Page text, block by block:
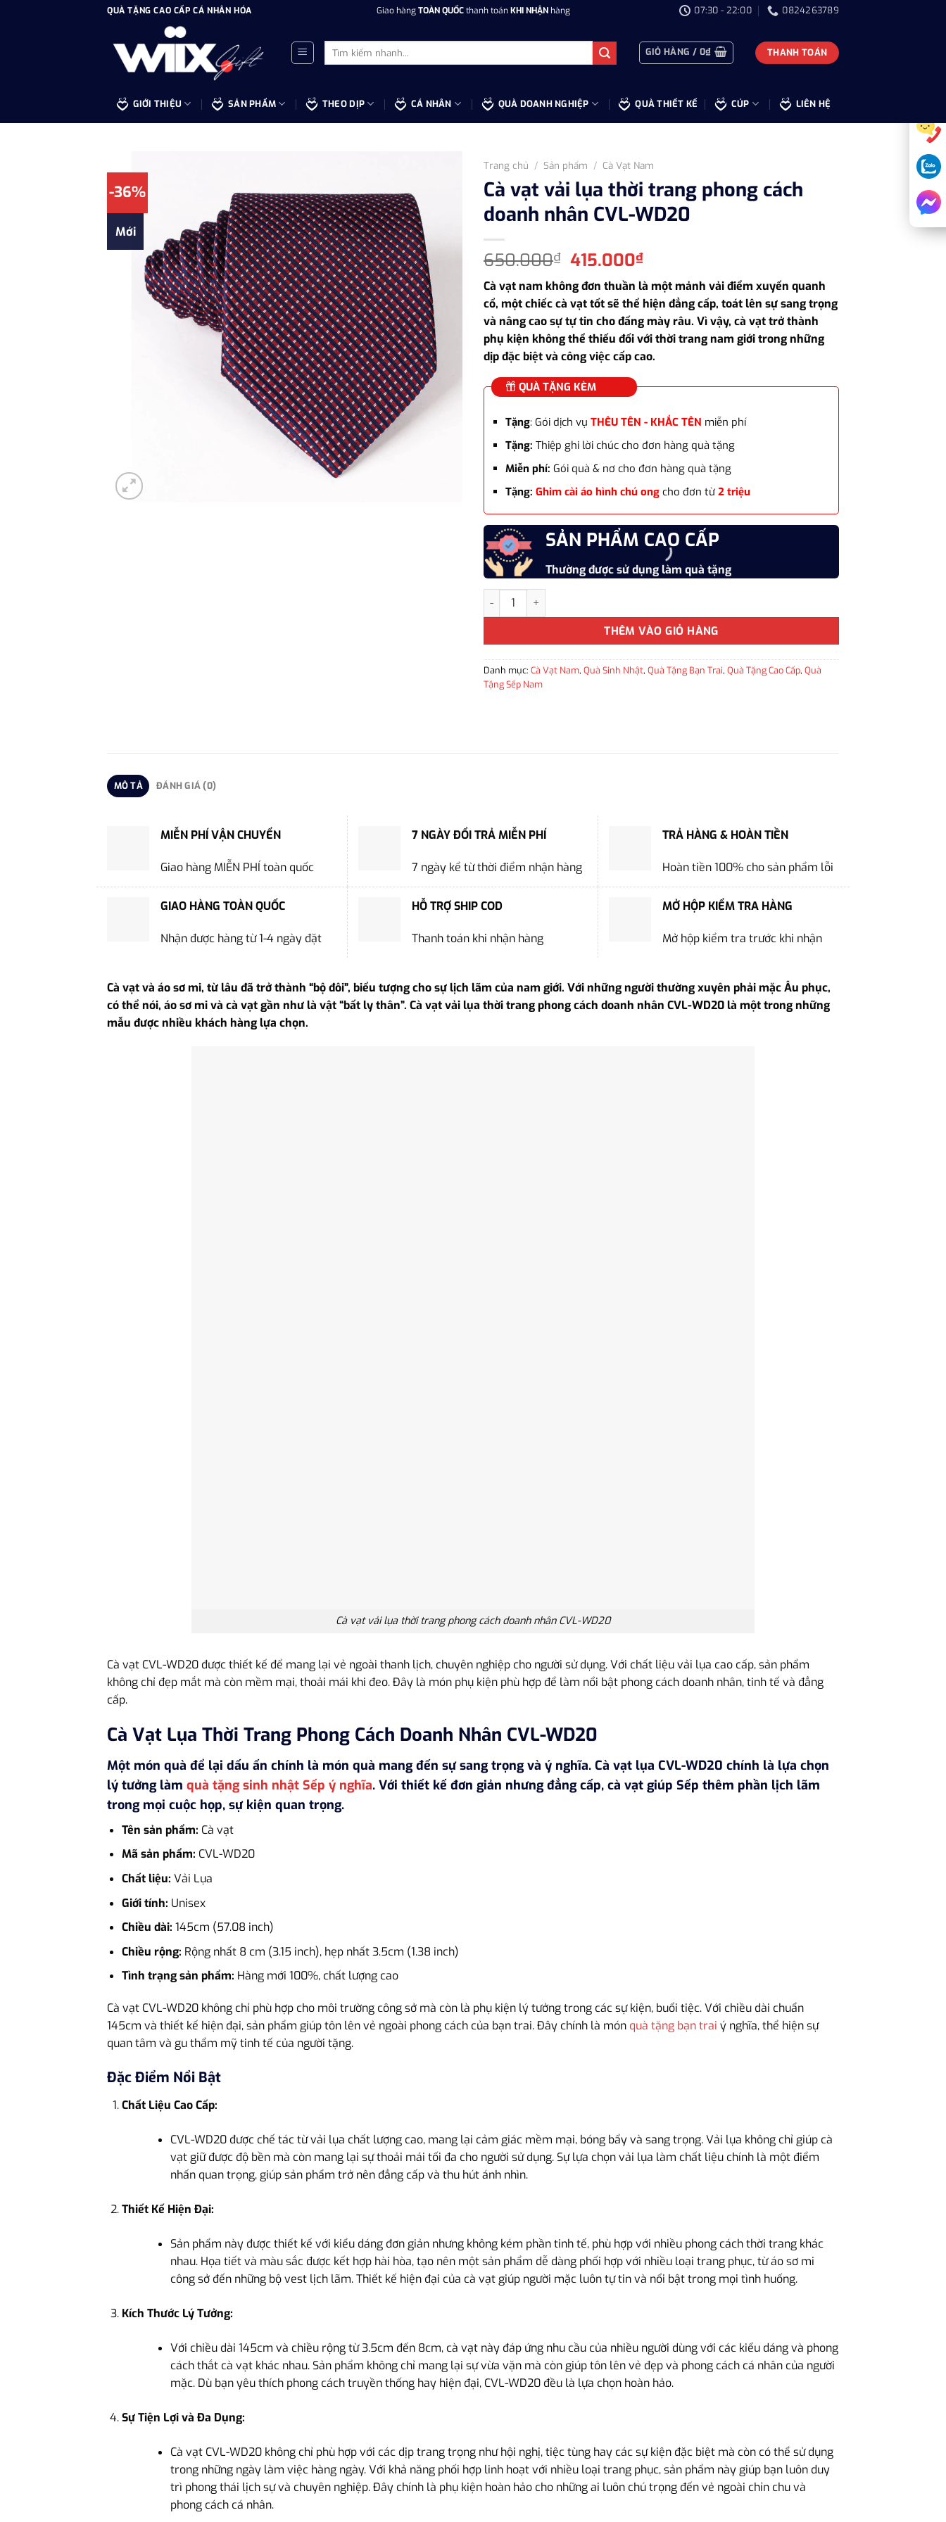
QUÀ TẶNG CAO CẤP CÁ NHÂN HÓA Giao hàngTOÀN QUỐCthanh toánKHI NHẬNhàng 07:30 - 22:00 0824263789
Tìm
kiếm:
GIỎ HÀNG / 0₫ THANH TOÁN
GIỚI THIỆU SẢN PHẨM THEO DỊP CÁ NHÂN QUÀ DOANH NGHIỆP QUÀ THIẾT KẾ CÚP LIÊN HỆ
-36%
Mới
Trang chủ / Sản phẩm / Cà Vạt Nam
Cà vạt vải lụa thời trang phong cách
doanh nhân CVL-WD20
650.000₫ Giá
gốc
là:
650.000₫.
415.000₫Giá
hiện
tại
là:
415.000₫.
Cà vạt nam không đơn thuần là một mảnh vải điểm xuyến quanh
cổ, một chiếc cà vạt tốt sẽ thể hiện đẳng cấp, toát lên sự sang trọng
và nâng cao sự tự tin cho đấng mày râu. Vì vậy, cà vạt trở thành
phụ kiện không thể thiếu đối với thời trang nam giới trong những
dịp đặc biệt và công việc cấp cao.
QUÀ TẶNG KÈM
Tặng: Gói dịch vụ THÊU TÊN - KHẮC TÊN miễn phí
Tặng: Thiệp ghi lời chúc cho đơn hàng quà tặng
Miễn phí: Gói quà & nơ cho đơn hàng quà tặng
Tặng: Ghim cài áo hình chú ongcho đơn từ 2 triệu
SẢN PHẨM CAO CẤP
Thường được sử dụng làm quà tặng
Cà vạt vải lụa thời trang phong cách doanh nhân CVL-WD20 số lượng
THÊM VÀO GIỎ HÀNG
Danh mục: Cà Vạt Nam, Quà Sinh Nhật, Quà Tặng Bạn Trai, Quà Tặng Cao Cấp, Quà
Tặng Sếp Nam
MÔ TẢ ĐÁNH GIÁ (0)
MIỄN PHÍ VẬN CHUYỂN
Giao hàng MIỄN PHÍ toàn quốc
7 NGÀY ĐỔI TRẢ MIỄN PHÍ
7 ngày kể từ thời điểm nhận hàng
TRẢ HÀNG & HOÀN TIỀN
Hoàn tiền 100% cho sản phẩm lỗi
GIAO HÀNG TOÀN QUỐC
Nhận được hàng từ 1-4 ngày đặt
HỖ TRỢ SHIP COD
Thanh toán khi nhận hàng
MỞ HỘP KIỂM TRA HÀNG
Mở hộp kiểm tra trước khi nhận
Cà vạt và áo sơ mi, từ lâu đã trở thành “bộ đôi”, biểu tượng cho sự lịch lãm của nam giới. Với những người thường xuyên phải mặc Âu phục,
có thể nói, áo sơ mi và cà vạt gần như là vật “bất ly thân”. Cà vạt vải lụa thời trang phong cách doanh nhân CVL-WD20 là một trong những
mẫu được nhiều khách hàng lựa chọn.
Cà vạt vải lụa thời trang phong cách doanh nhân CVL-WD20
Cà vạt CVL-WD20 được thiết kế để mang lại vẻ ngoài thanh lịch, chuyên nghiệp cho người sử dụng. Với chất liệu vải lụa cao cấp, sản phẩm
không chỉ đẹp mắt mà còn mềm mại, thoải mái khi đeo. Đây là món phụ kiện phù hợp để làm nổi bật phong cách doanh nhân, tinh tế và đẳng
cấp.
Cà Vạt Lụa Thời Trang Phong Cách Doanh Nhân CVL-WD20
Một món quà để lại dấu ấn chính là món quà mang đến sự sang trọng và ý nghĩa. Cà vạt lụa CVL-WD20 chính là lựa chọn
lý tưởng làm quà tặng sinh nhật Sếp ý nghĩa. Với thiết kế đơn giản nhưng đẳng cấp, cà vạt giúp Sếp thêm phần lịch lãm
trong mọi cuộc họp, sự kiện quan trọng.
Tên sản phẩm: Cà vạt
Mã sản phẩm: CVL-WD20
Chất liệu: Vải Lụa
Giới tính: Unisex
Chiều dài: 145cm (57.08 inch)
Chiều rộng: Rộng nhất 8 cm (3.15 inch), hẹp nhất 3.5cm (1.38 inch)
Tình trạng sản phẩm: Hàng mới 100%, chất lượng cao
Cà vạt CVL-WD20 không chỉ phù hợp cho môi trường công sở mà còn là phụ kiện lý tưởng trong các sự kiện, buổi tiệc. Với chiều dài chuẩn
145cm và thiết kế hiện đại, sản phẩm giúp tôn lên vẻ ngoài phong cách của bạn trai. Đây chính là món quà tặng bạn trai ý nghĩa, thể hiện sự
quan tâm và gu thẩm mỹ tinh tế của người tặng.
Đặc Điểm Nổi Bật
Chất Liệu Cao Cấp:
CVL-WD20 được chế tác từ vải lụa chất lượng cao, mang lại cảm giác mềm mại, bóng bẩy và sang trọng. Vải lụa không chỉ giúp cà
vạt giữ được độ bền mà còn mang lại sự thoải mái tối đa cho người sử dụng. Sự lựa chọn vải lụa làm chất liệu chính là một điểm
nhấn quan trọng, giúp sản phẩm trở nên đẳng cấp và thu hút ánh nhìn.
Thiết Kế Hiện Đại:
Sản phẩm này được thiết kế với kiểu dáng đơn giản nhưng không kém phần tinh tế, phù hợp với nhiều phong cách thời trang khác
nhau. Họa tiết và màu sắc được kết hợp hài hòa, tạo nên một sản phẩm dễ dàng phối hợp với nhiều loại trang phục, từ áo sơ mi
công sở đến những bộ vest lịch lãm. Thiết kế hiện đại của cà vạt giúp người mặc luôn tự tin và nổi bật trong mọi tình huống.
Kích Thước Lý Tưởng:
Với chiều dài 145cm và chiều rộng từ 3.5cm đến 8cm, cà vạt này đáp ứng nhu cầu của nhiều người dùng với các kiểu dáng và phong
cách thắt cà vạt khác nhau. Sản phẩm không chỉ mang lại sự vừa vặn mà còn giúp tôn lên vẻ đẹp và phong cách cá nhân của người
mặc. Dù bạn yêu thích phong cách truyền thống hay hiện đại, CVL-WD20 đều là lựa chọn hoàn hảo.
Sự Tiện Lợi và Đa Dụng:
Cà vạt CVL-WD20 không chỉ phù hợp với các dịp trang trọng như hội nghị, tiệc tùng hay các sự kiện đặc biệt mà còn có thể sử dụng
trong những ngày làm việc hàng ngày. Với khả năng phối hợp linh hoạt với nhiều loại trang phục, sản phẩm này giúp bạn luôn duy
trì phong thái lịch sự và chuyên nghiệp. Đây chính là phụ kiện hoàn hảo cho những ai luôn chú trọng đến vẻ ngoài chỉn chu và
phong cách cá nhân.